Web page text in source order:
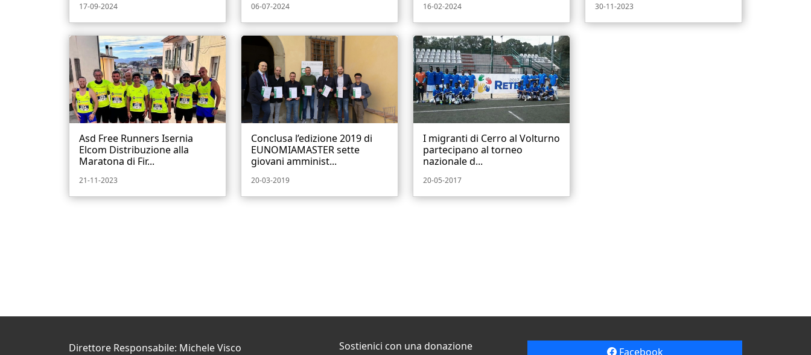
17-09-2024 06-07-2024 16-02-2024 30-11-2023
Asd Free Runners Isernia
Elcom Distribuzione alla
Maratona di Fir...
21-11-2023
Conclusa l’edizione 2019 di
EUNOMIAMASTER sette
giovani amminist...
20-03-2019
I migranti di Cerro al Volturno
partecipano al torneo
nazionale d...
20-05-2017
Direttore Responsabile: Michele Visco Sostienici con una donazione Facebook